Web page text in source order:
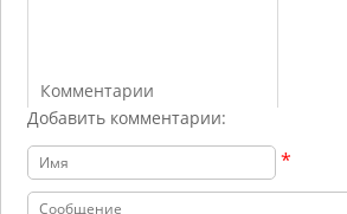
Комментарии
Добавить комментарии:
*